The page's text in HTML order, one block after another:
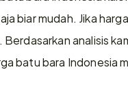
biar mudah. Jika
analisis
batu bara Indonesia